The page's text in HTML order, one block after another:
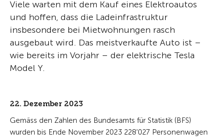
Viele warten mit dem Kauf eines Elektroautos
und hoffen, dass die Ladeinfrastruktur
insbesondere bei Mietwohnungen rasch
ausgebaut wird. Das meistverkaufte Auto ist –
wie bereits im Vorjahr – der elektrische Tesla
Model Y.
22. Dezember 2023
Gemäss den Zahlen des Bundesamts für Statistik (BFS)
wurden bis Ende November 2023 228'027 Personenwagen